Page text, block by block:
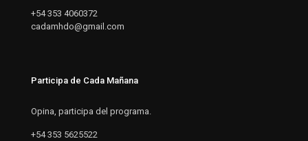
+54 353 4060372
cadamhdo@gmail.com
Participa de Cada Mañana
Opina, participa del programa.
+54 353 5625522